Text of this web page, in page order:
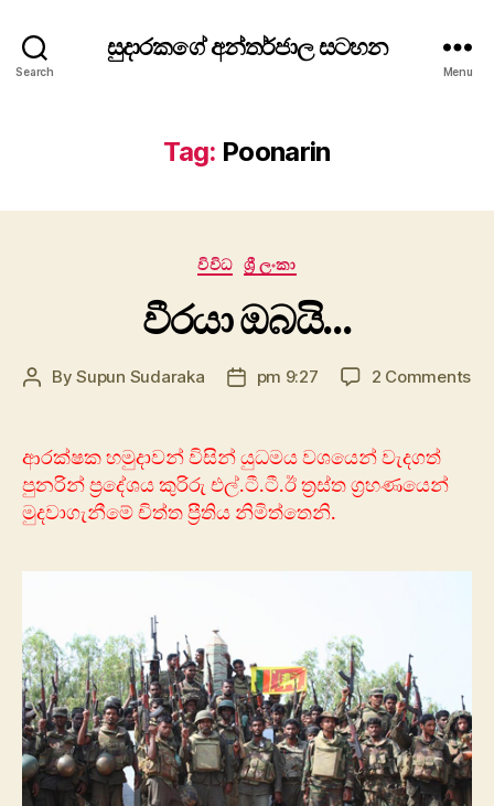
Search
සුදාරකගේ අන්තර්ජාල සටහන
Menu
Tag: Poonarin
Categories
විවිධ ශ්‍රී ලංකා
වීරයා ඔබයි…
PostBySupun Sudaraka
Postpm 9:27 2 Commentson
ආරක්ෂක හමුදාවන් විසින් යුධමය වශයෙන් වැදගත්
පුනරින් ප්‍රදේශය කුරිරු එල්.ටී.ටී.ඊ ත්‍රස්ත ග්‍රහණයෙන්
මුදවාගැනීමේ චිත්ත ප්‍රීතිය නිමිත්තෙනි.